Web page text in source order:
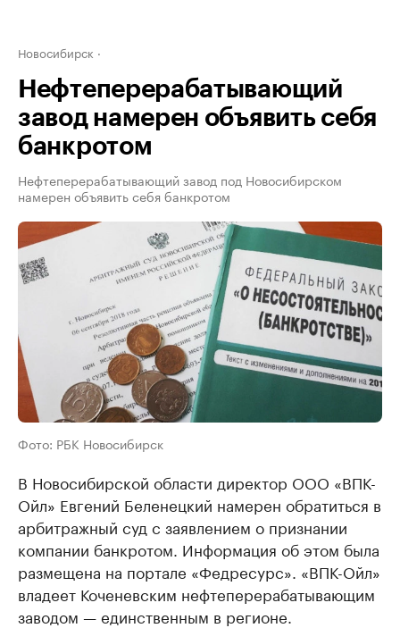
Новосибирск
Нефтеперерабатывающий
завод намерен объявить себя
банкротом
Нефтеперерабатывающий завод под Новосибирском
намерен объявить себя банкротом
Фото: РБК Новосибирск
В Новосибирской области директор ООО «ВПК-
Ойл» Евгений Беленецкий намерен обратиться в
арбитражный суд с заявлением о признании
компании банкротом. Информация об этом была
размещена на портале «Федресурс». «ВПК-Ойл»
владеет Коченевским нефтеперерабатывающим
заводом — единственным в регионе.